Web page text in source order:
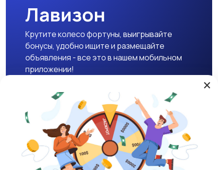
Лавизон
Крутите колесо фортуны, выигрывайте
бонусы, удобно ищите и размещайте
объявления - все это в нашем мобильном
приложении!
Скачать APK
Магазины Блог
О нас
×